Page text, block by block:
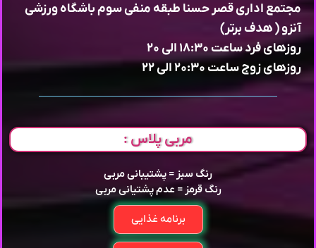
مجتمع اداری قصر حسنا طبقه منفی سوم باشگاه ورزشی
آنزو ( هدف برتر)
روزهای فرد ساعت ۱۸:۳۰ الی ۲۰
روزهای زوج ساعت ۲۰:۳۰ الی ۲۲
مربی پلاس :
رنگ سبز = پشتیبانی مربی
رنگ قرمز = عدم پشتیانی مربی
برنامه غذایی